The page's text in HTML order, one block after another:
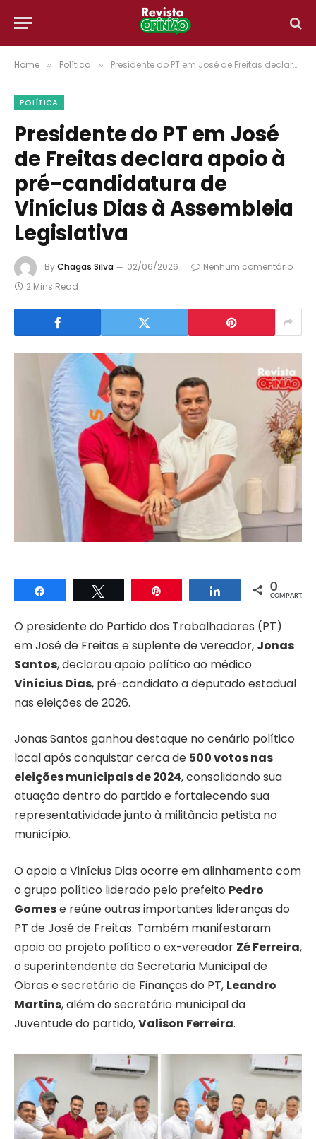
Home » Política » Presidente do PT em José de Freitas declara apoio à pré-candidatura de Vinícius Dias à Assembleia Legislativa
POLÍTICA
Presidente do PT em José
de Freitas declara apoio à
pré-candidatura de
Vinícius Dias à Assembleia
Legislativa
ByChagas Silva 02/06/2026
Nenhum comentário
2 Mins Read
Compartilhar Compartilhar
0
COMPART.
O presidente do Partido dos Trabalhadores (PT)
em José de Freitas e suplente de vereador, Jonas
Santos, declarou apoio político ao médico
Vinícius Dias, pré-candidato a deputado estadual
nas eleições de 2026.
Jonas Santos ganhou destaque no cenário político
local após conquistar cerca de 500 votos nas
eleições municipais de 2024, consolidando sua
atuação dentro do partido e fortalecendo sua
representatividade junto à militância petista no
município.
O apoio a Vinícius Dias ocorre em alinhamento com
o grupo político liderado pelo prefeito Pedro
Gomese reúne outras importantes lideranças do
PT de José de Freitas. Também manifestaram
apoio ao projeto político o ex-vereador Zé Ferreira,
o superintendente da Secretaria Municipal de
Obras e secretário de Finanças do PT, Leandro
Martins, além do secretário municipal da
Juventude do partido,Valison Ferreira.